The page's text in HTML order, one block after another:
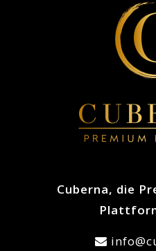
Cuberna, die